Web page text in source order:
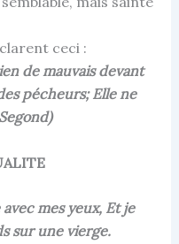
ceci :
de mauvais devant
pécheurs; Elle ne
avec mes yeux, Et je
sur une vierge.